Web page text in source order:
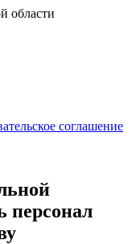
соглашение
персонал